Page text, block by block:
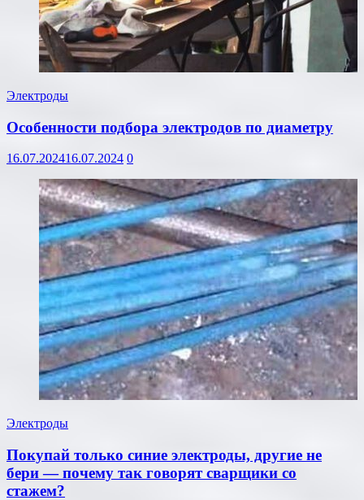
Электроды
Особенности подбора электродов по диаметру
16.07.202416.07.2024 0
Электроды
Покупай только синие электроды, другие не
бери — почему так говорят сварщики со
стажем?